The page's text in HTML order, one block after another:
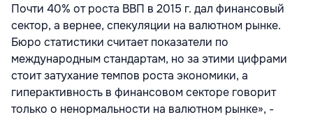
Почти 40% от роста ВВП в 2015 г. дал финансовый
сектор, а вернее, спекуляции на валютном рынке.
Бюро статистики считает показатели по
международным стандартам, но за этими цифрами
стоит затухание темпов роста экономики, а
гиперактивность в финансовом секторе говорит
только о ненормальности на валютном рынке», -